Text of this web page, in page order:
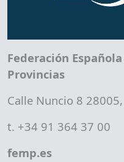
Federación
Provincias
Calle Nuncio 8
t. +34 91 364 37 00
femp.es